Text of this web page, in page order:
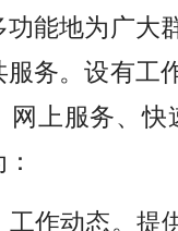
能地为广大
务。设有工
网上服务、
作动态。提